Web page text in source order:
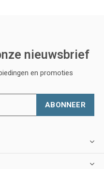
nieuwsbrief
en promoties
ABONNEER